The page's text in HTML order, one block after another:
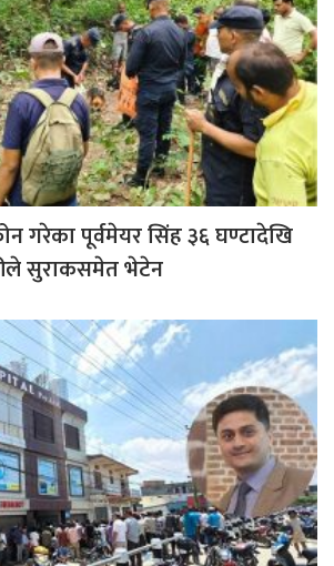
गरेका पूर्वमेयर सिंह ३६ घण्टादेखि
सुराकसमेत भेटेन